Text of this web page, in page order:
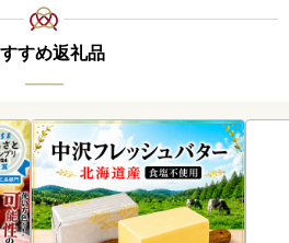
すめ返礼品